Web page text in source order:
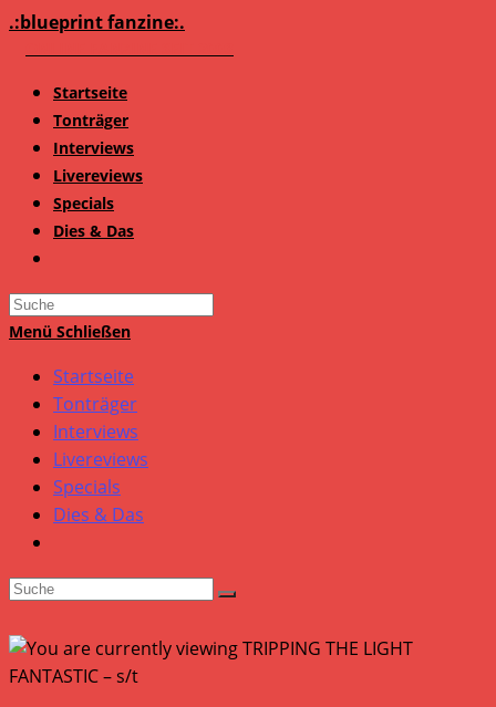
Zum
.:blueprint fanzine:.
Startseite
Tonträger
Interviews
Livereviews
Specials
Dies & Das
Search
this
Menü Schließen
Startseite
Tonträger
Interviews
Livereviews
Specials
Dies & Das